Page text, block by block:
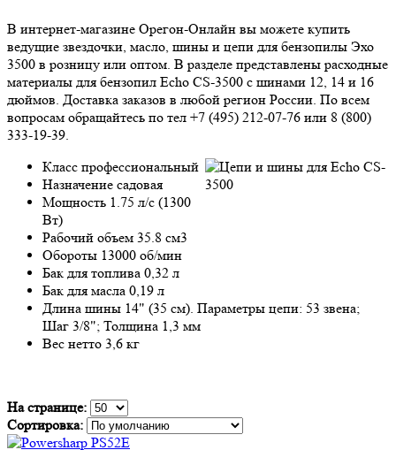
В интернет-магазине Орегон-Онлайн вы можете купить
ведущие звездочки, масло, шины и цепи для бензопилы Эхо
3500 в розницу или оптом. В разделе представлены расходные
материалы для бензопил Echo CS-3500 с шинами 12, 14 и 16
дюймов. Доставка заказов в любой регион России. По всем
вопросам обращайтесь по тел +7 (495) 212-07-76 или 8 (800)
333-19-39.
Класс профессиональный
Назначение садовая
Мощность 1.75 л/с (1300
Вт)
Рабочий объем 35.8 см3
Обороты 13000 об/мин
Бак для топлива 0,32 л
Бак для масла 0,19 л
Длина шины 14" (35 см). Параметры цепи: 53 звена;
Шаг 3/8"; Толщина 1,3 мм
Вес нетто 3,6 кг
На странице:
Сортировка: